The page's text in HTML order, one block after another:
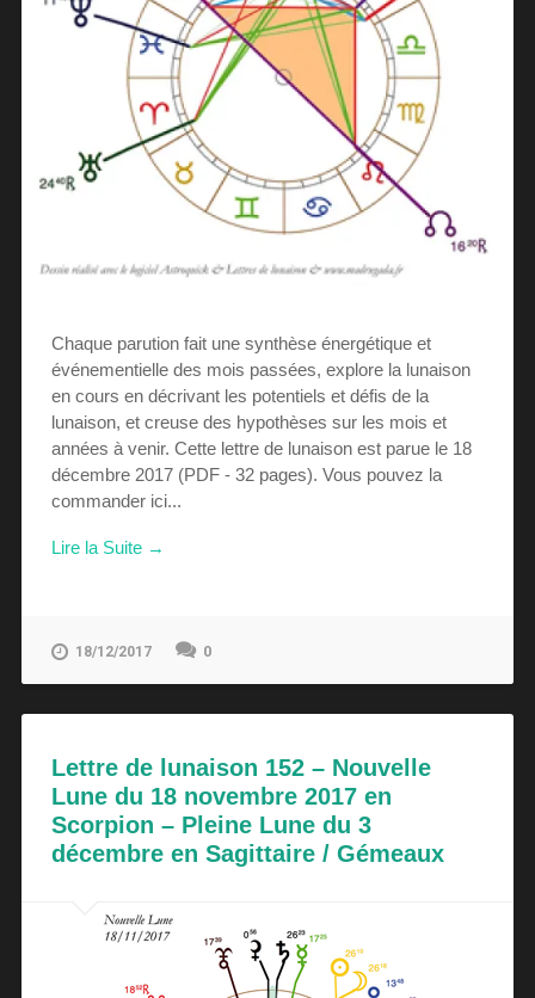
Chaque parution fait une synthèse énergétique et
événementielle des mois passées, explore la lunaison
en cours en décrivant les potentiels et défis de la
lunaison, et creuse des hypothèses sur les mois et
années à venir. Cette lettre de lunaison est parue le 18
décembre 2017 (PDF - 32 pages). Vous pouvez la
commander ici...
Lire la Suite →
18/12/2017 0
Lettre de lunaison 152 – Nouvelle
Lune du 18 novembre 2017 en
Scorpion – Pleine Lune du 3
décembre en Sagittaire / Gémeaux